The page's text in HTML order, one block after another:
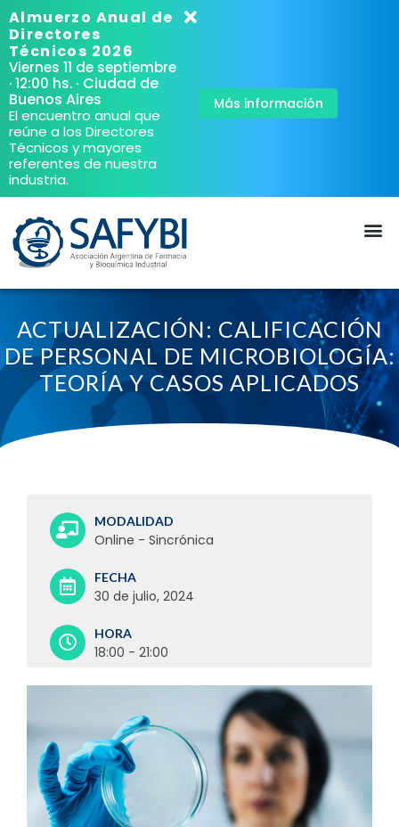
Almuerzo Anual de
Directores
Técnicos 2026
Viernes 11 de septiembre
· 12:00 hs. · Ciudad de
Buenos Aires
El encuentro anual que
reúne a los Directores
Técnicos y mayores
referentes de nuestra
industria.
Más información
ACTUALIZACIÓN: CALIFICACIÓN
DE PERSONAL DE MICROBIOLOGÍA:
TEORÍA Y CASOS APLICADOS
MODALIDAD
Online - Sincrónica
FECHA
30 de julio, 2024
HORA
18:00 - 21:00